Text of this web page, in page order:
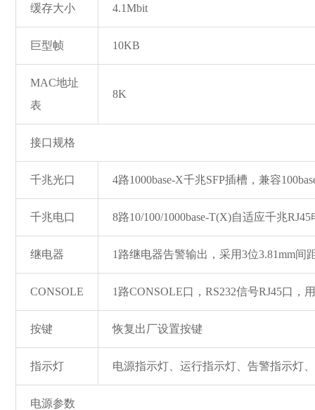
缓存大小 4.1Mbit
巨型帧 10KB
MAC地址
表
8K
接口规格
千兆光口 4路1000base-X千兆SFP插槽，兼容100ba
千兆电口 8路10/100/1000base-T(X)自适应千兆
继电器 1路继电器告警输出，采用3位3.81mm间
CONSOLE 1路CONSOLE口，RS232信号RJ45口，
按键 恢复出厂设置按键
指示灯 电源指示灯、运行指示灯、告警指示灯
电源参数